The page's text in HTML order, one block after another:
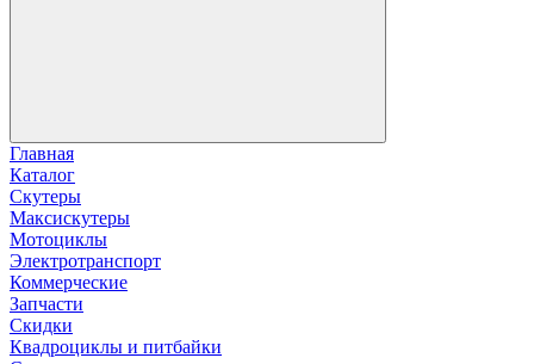
Главная
Каталог
Скутеры
Максискутеры
Мотоциклы
Электротранспорт
Коммерческие
Запчасти
Скидки
Квадроциклы и питбайки